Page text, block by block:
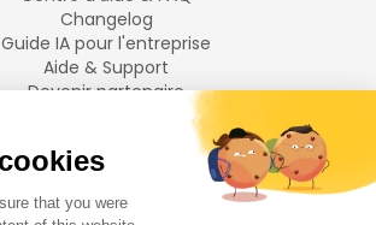
Changelog
Guide IA pour l'entreprise
Aide & Support
Devenir partenaire
LANGUES